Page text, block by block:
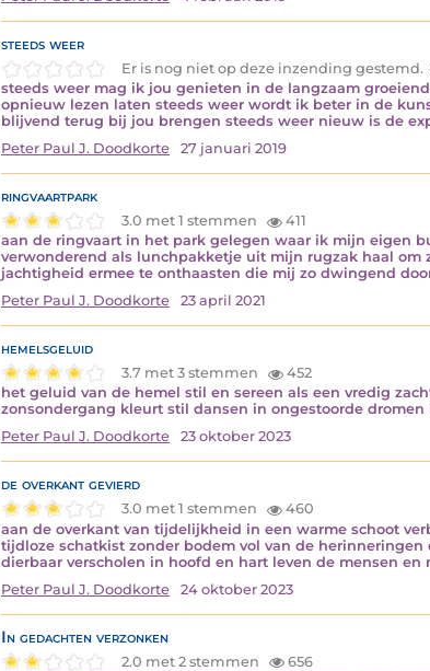
steeds weer
Er is nog niet op deze inzending gestemd.
steeds weer mag ik jou genieten in de langzaam
opnieuw lezen laten steeds weer wordt ik beter in de
blijvend terug bij jou brengen steeds weer nieuw is de
Peter Paul J. Doodkorte
27 januari 2019
ringvaartpark
3.0 met 1 stemmen
411
aan de ringvaart in het park gelegen waar ik mijn eigen
verwonderend als lunchpakketje uit mijn rugzak haal
jachtigheid ermee te onthaasten die mij zo dwingend
Peter Paul J. Doodkorte
23 april 2021
hemelsgeluid
3.7 met 3 stemmen
452
het geluid van de hemel stil en sereen als een vredig
zonsondergang kleurt stil dansen in ongestoorde
Peter Paul J. Doodkorte
23 oktober 2023
de overkant gevierd
3.0 met 1 stemmen
460
aan de overkant van tijdelijkheid in een warme schoot
tijdloze schatkist zonder bodem vol van de
dierbaar verscholen in hoofd en hart leven de mensen en
Peter Paul J. Doodkorte
24 oktober 2023
In gedachten verzonken
2.0 met 2 stemmen
656